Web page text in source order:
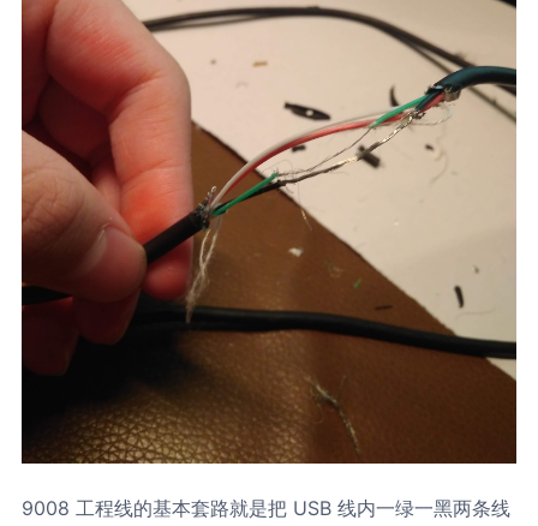
9008 工程线的基本套路就是把 USB 线内一绿一黑两条线